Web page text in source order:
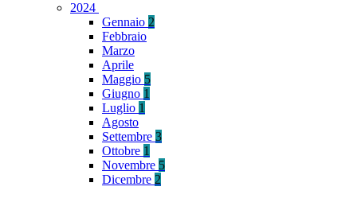
2024
Gennaio 2
Febbraio
Marzo
Aprile
Maggio 5
Giugno 1
Luglio 1
Agosto
Settembre 3
Ottobre 1
Novembre 5
Dicembre 2